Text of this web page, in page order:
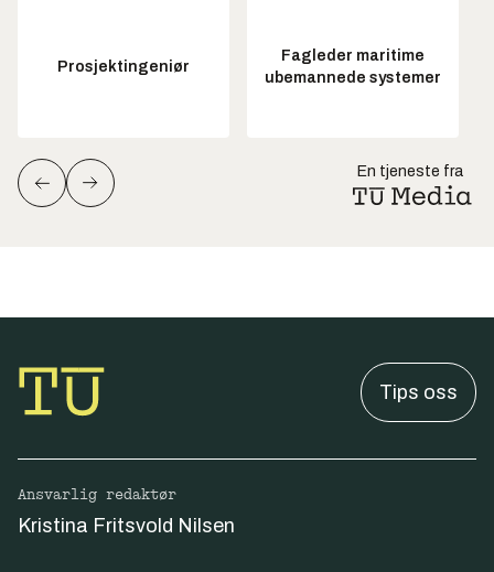
Prosjektingeniør
Fagleder maritime
ubemannede systemer
En tjeneste fra
Tips oss
Ansvarlig redaktør
Kristina Fritsvold Nilsen